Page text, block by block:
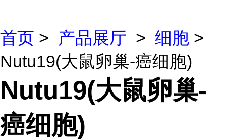
首页 > 产品展厅 > 细胞 >
Nutu19(大鼠卵巢-癌细胞)
Nutu19(大鼠卵巢-
癌细胞)